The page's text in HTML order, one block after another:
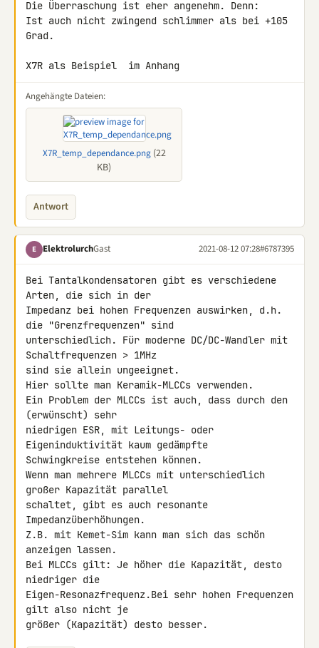
Die Überraschung ist eher angenehm. Denn:
Ist auch nicht zwingend schlimmer als bei +105
Grad.
X7R als Beispiel  im Anhang
Angehängte Dateien:
X7R_temp_dependance.png(22
KB)
Antwort
E ElektrolurchGast 2021-08-12 07:28#6787395
Bei Tantalkondensatoren gibt es verschiedene
Arten, die sich in der
Impedanz bei hohen Frequenzen auswirken, d.h.
die "Grenzfrequenzen" sind
unterschiedlich. Für moderne DC/DC-Wandler mit
Schaltfrequenzen > 1MHz
sind sie allein ungeeignet.
Hier sollte man Keramik-MLCCs verwenden.
Ein Problem der MLCCs ist auch, dass durch den
(erwünscht) sehr
niedrigen ESR, mit Leitungs- oder
Eigeninduktivität kaum gedämpfte
Schwingkreise entstehen können.
Wenn man mehrere MLCCs mit unterschiedlich
großer Kapazität parallel
schaltet, gibt es auch resonante
Impedanzüberhöhungen.
Z.B. mit Kemet-Sim kann man sich das schön
anzeigen lassen.
Bei MLCCs gilt: Je höher die Kapazität, desto
niedriger die
Eigen-Resonazfrequenz.Bei sehr hohen Frequenzen
gilt also nicht je
größer (Kapazität) desto besser.